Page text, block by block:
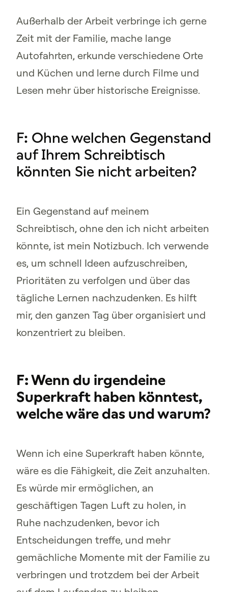
Außerhalb der Arbeit verbringe ich gerne
Zeit mit der Familie, mache lange
Autofahrten, erkunde verschiedene Orte
und Küchen und lerne durch Filme und
Lesen mehr über historische Ereignisse.
F: Ohne welchen Gegenstand
auf Ihrem Schreibtisch
könnten Sie nicht arbeiten?
Ein Gegenstand auf meinem
Schreibtisch, ohne den ich nicht arbeiten
könnte, ist mein Notizbuch. Ich verwende
es, um schnell Ideen aufzuschreiben,
Prioritäten zu verfolgen und über das
tägliche Lernen nachzudenken. Es hilft
mir, den ganzen Tag über organisiert und
konzentriert zu bleiben.
F: Wenn du irgendeine
Superkraft haben könntest,
welche wäre das und warum?
Wenn ich eine Superkraft haben könnte,
wäre es die Fähigkeit, die Zeit anzuhalten.
Es würde mir ermöglichen, an
geschäftigen Tagen Luft zu holen, in
Ruhe nachzudenken, bevor ich
Entscheidungen treffe, und mehr
gemächliche Momente mit der Familie zu
verbringen und trotzdem bei der Arbeit